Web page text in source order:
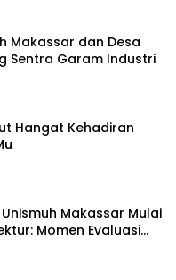
Makassar dan Desa
Sentra Garam Industri
Hangat Kehadiran
Makassar Mulai
Momen Evaluasi